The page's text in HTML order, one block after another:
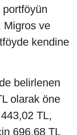
portföyün
Migros ve
kendine
belirlenen
olarak öne
TL,
696,68 TL